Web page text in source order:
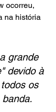
ocorreu,
na história
grande
devido à
os